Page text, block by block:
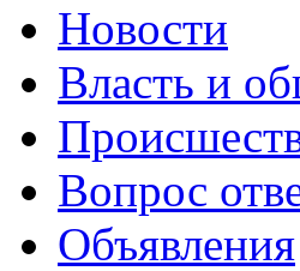
Новости
Власть и
Вопрос
Объявления